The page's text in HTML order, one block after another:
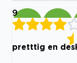
9
pretttig en